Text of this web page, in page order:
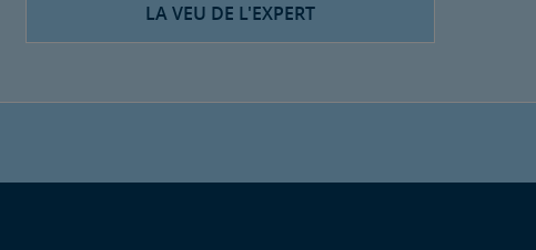
LA VEU DE L'EXPERT